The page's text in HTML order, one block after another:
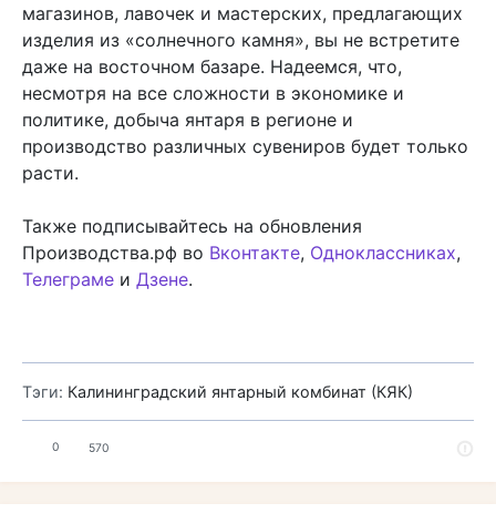
магазинов, лавочек и мастерских, предлагающих
изделия из «солнечного камня», вы не встретите
даже на восточном базаре. Надеемся, что,
несмотря на все сложности в экономике и
политике, добыча янтаря в регионе и
производство различных сувениров будет только
расти.
Также подписывайтесь на обновления
Производства.рф во Вконтакте, Одноклассниках,
Телеграме и Дзене.
Тэги: Калининградский янтарный комбинат (КЯК)
0 570